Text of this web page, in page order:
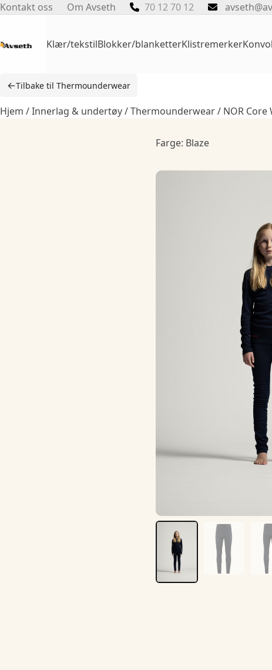
Skip
Kontakt oss Om Avseth 70 12 70 12
Klær/tekstilBlokker/blanketterKlistremerker
←Tilbake til Thermounderwear
Hjem /Innerlag & undertøy/Thermounderwear/ NOR Core
Farge: Blaze